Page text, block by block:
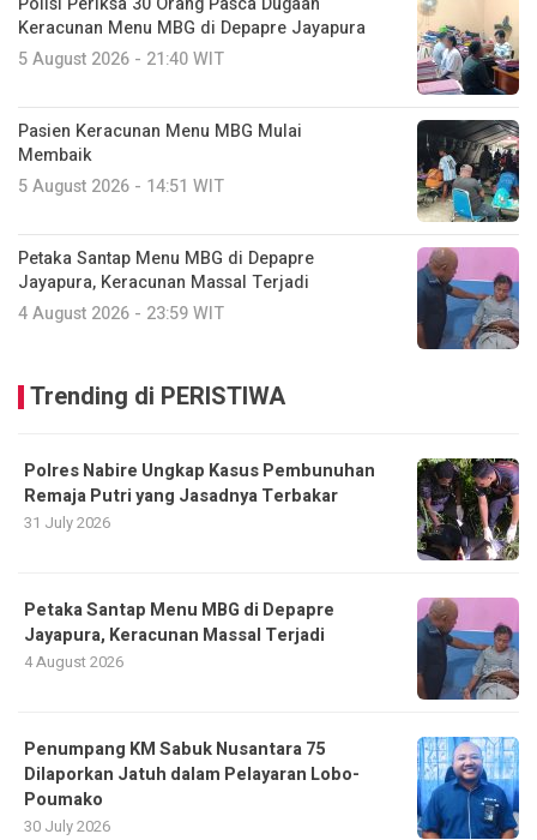
Keracunan Menu MBG di Depapre Jayapura
5 August 2026 - 21:40 WIT
Pasien Keracunan Menu MBG Mulai
Membaik
5 August 2026 - 14:51 WIT
Petaka Santap Menu MBG di Depapre
Jayapura, Keracunan Massal Terjadi
4 August 2026 - 23:59 WIT
Trending di PERISTIWA
Polres Nabire Ungkap Kasus Pembunuhan
Remaja Putri yang Jasadnya Terbakar
31 July 2026
Petaka Santap Menu MBG di Depapre
Jayapura, Keracunan Massal Terjadi
4 August 2026
Penumpang KM Sabuk Nusantara 75
Dilaporkan Jatuh dalam Pelayaran Lobo-
Poumako
30 July 2026